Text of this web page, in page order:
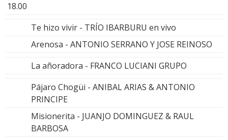
18.00
Te hizo vivir - TRÍO IBARBURU en vivo
Arenosa - ANTONIO SERRANO Y JOSE REINOSO
La añoradora - FRANCO LUCIANI GRUPO
Pájaro Chogüi - ANIBAL ARIAS & ANTONIO
PRINCIPE
Misionerita - JUANJO DOMINGUEZ & RAUL
BARBOSA